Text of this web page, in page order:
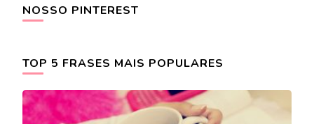
NOSSO PINTEREST
TOP 5 FRASES MAIS POPULARES